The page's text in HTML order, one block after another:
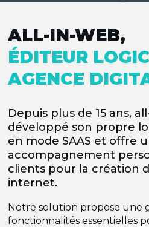
ALL-IN-WEB,
ÉDITEUR
AGENCE
Depuis plus de 15 ans,
développé son propre
en mode SAAS et offre
accompagnement
clients pour la création
internet.
Notre solution propose une
fonctionnalités essentielles